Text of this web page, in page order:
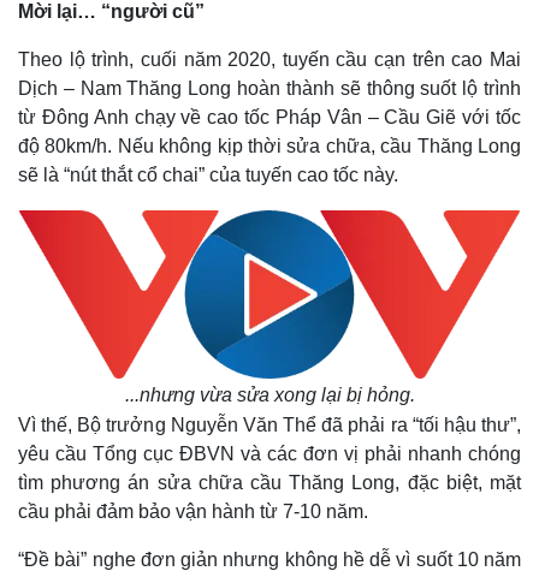
Mời lại… “người cũ”
Theo lộ trình, cuối năm 2020, tuyến cầu cạn trên cao Mai
Dịch – Nam Thăng Long hoàn thành sẽ thông suốt lộ trình
từ Đông Anh chạy về cao tốc Pháp Vân – Cầu Giẽ với tốc
độ 80km/h. Nếu không kịp thời sửa chữa, cầu Thăng Long
sẽ là “nút thắt cổ chai” của tuyến cao tốc này.
...nhưng vừa sửa xong lại bị hỏng.
Vì thế, Bộ trưởng Nguyễn Văn Thể đã phải ra “tối hậu thư”,
yêu cầu Tổng cục ĐBVN và các đơn vị phải nhanh chóng
tìm phương án sửa chữa cầu Thăng Long, đặc biệt, mặt
cầu phải đảm bảo vận hành từ 7-10 năm.
“Đề bài” nghe đơn giản nhưng không hề dễ vì suốt 10 năm